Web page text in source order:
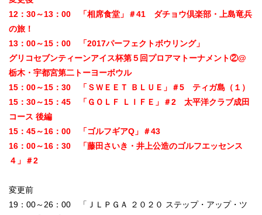
12：30～13：00 「相席食堂」＃41 ダチョウ倶楽部・上島竜兵
の旅！
13：00～15：00 「2017パーフェクトボウリング」
グリコセブンティーンアイス杯第５回プロアマトーナメント②@
栃木・宇都宮第二トーヨーボウル
15：00～15：30 「ＳＷＥＥＴ ＢＬＵＥ」＃5 ティガ島（１）
15：30～15：45 「ＧＯＬＦ ＬＩＦＥ」＃2 太平洋クラブ成田
コース 後編
15：45～16：00 「ゴルフギアQ」＃43
16：00～16：30 「藤田さいき・井上公造のゴルフエッセンス
４」＃2
変更前
19：00～26：00 「ＪＬＰＧＡ ２０２０ ステップ・アップ・ツ